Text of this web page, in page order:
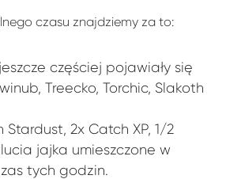
czasu znajdziemy za to:
częściej pojawiały się
Treecko, Torchic, Slakoth
Stardust, 2x Catch XP, 1/2
jajka umieszczone w
tych godzin.